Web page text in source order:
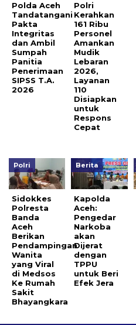
Polda Aceh
Tandatangani
Pakta
Integritas
dan Ambil
Sumpah
Panitia
Penerimaan
SIPSS T.A.
2026
Polri
Kerahkan
161 Ribu
Personel
Amankan
Mudik
Lebaran
2026,
Layanan
110
Disiapkan
untuk
Respons
Cepat
Polri
Sidokkes
Polresta
Banda
Aceh
Berikan
Pendampingan
Wanita
yang Viral
di Medsos
Ke Rumah
Sakit
Bhayangkara
Berita
Kapolda
Aceh:
Pengedar
Narkoba
akan
Dijerat
dengan
TPPU
untuk Beri
Efek Jera